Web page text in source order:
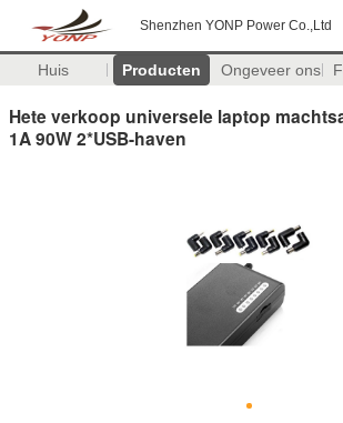
Shenzhen YONP Power Co.,Ltd
Huis Producten Ongeveer ons
Hete verkoop universele laptop
1A 90W 2*USB-haven